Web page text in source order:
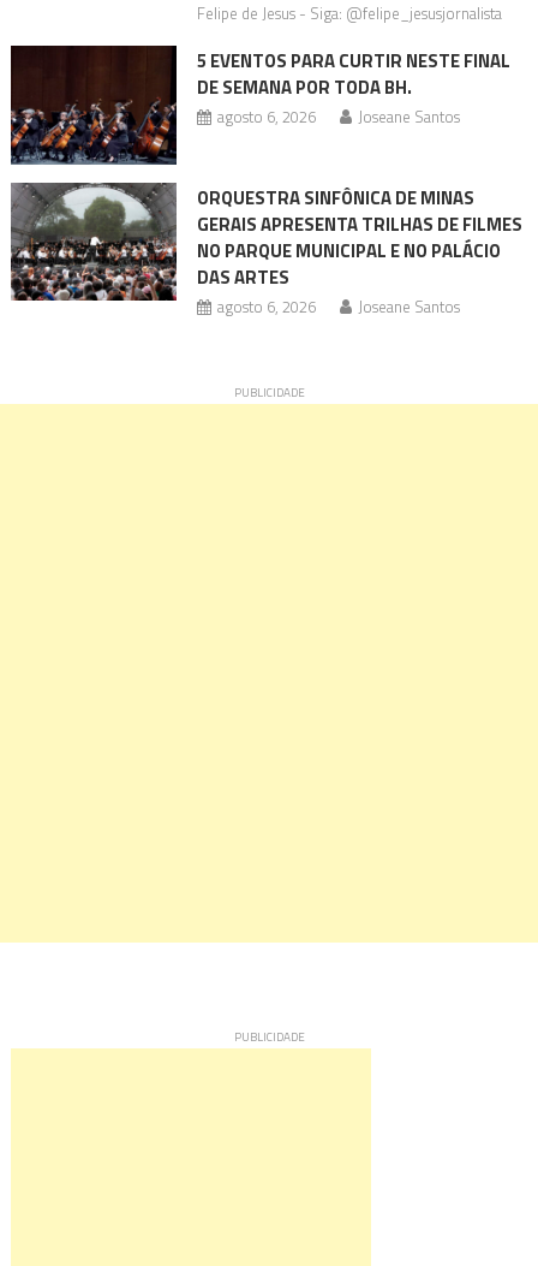
Felipe de Jesus - Siga: @felipe_jesusjornalista
5 EVENTOS PARA CURTIR NESTE FINAL
DE SEMANA POR TODA BH.
agosto 6, 2026 Joseane Santos
ORQUESTRA SINFÔNICA DE MINAS
GERAIS APRESENTA TRILHAS DE FILMES
NO PARQUE MUNICIPAL E NO PALÁCIO
DAS ARTES
agosto 6, 2026 Joseane Santos